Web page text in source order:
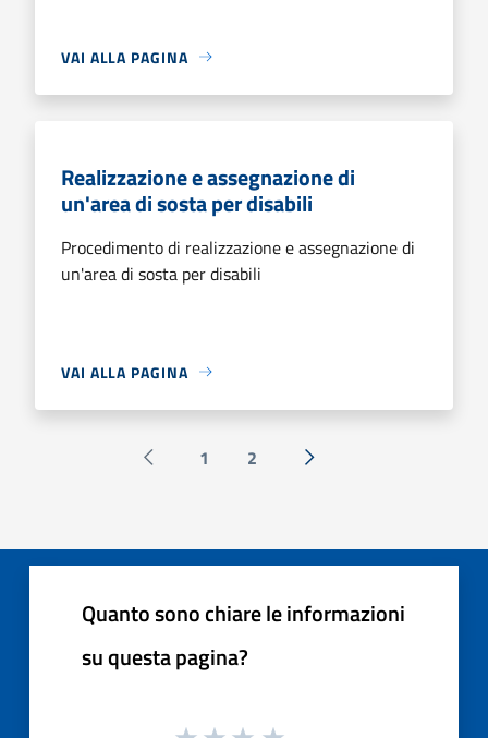
VAI ALLA PAGINA
Realizzazione e assegnazione di
un'area di sosta per disabili
Procedimento di realizzazione e assegnazione di
un'area di sosta per disabili
VAI ALLA PAGINA
Pagina precedente
1 2 Successiva »
Quanto sono chiare le informazioni
su questa pagina?